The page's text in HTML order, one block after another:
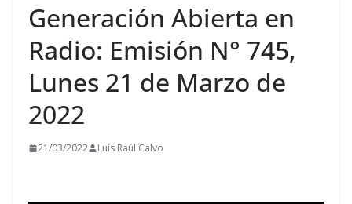
Generación Abierta en
Radio: Emisión N° 745,
Lunes 21 de Marzo de
2022
21/03/2022 Luis Raúl Calvo